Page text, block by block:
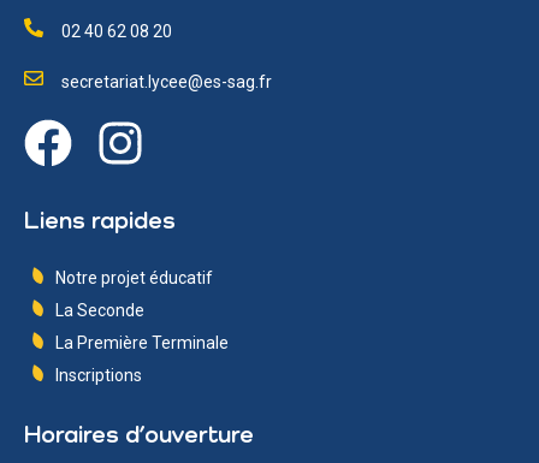
02 40 62 08 20
secretariat.lycee@es-sag.fr
Liens rapides
Notre projet éducatif
La Seconde
La Première Terminale
Inscriptions
Horaires d’ouverture